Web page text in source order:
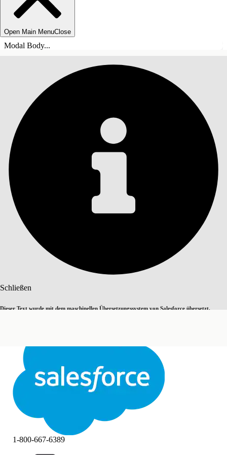
Open Main MenuClose
Modal Body...
Schließen
Dieser Text wurde mit dem maschinellen Übersetzungssystem von Salesforce übersetzt.
Schließen
INHALT
1-800-667-6389